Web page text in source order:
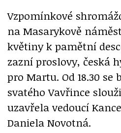
Vzpomínkové
na Masarykově
květiny k pamětní
zazní proslovy, česká
pro Martu. Od 18.30 se
svatého Vavřince
uzavřela vedoucí
Daniela Novotná.